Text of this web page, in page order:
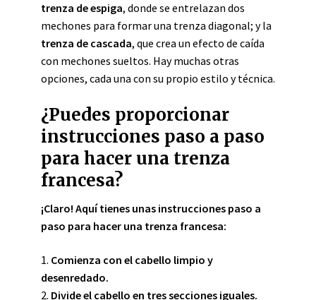
trenza de espiga, donde se entrelazan dos
mechones para formar una trenza diagonal; y la
trenza de cascada, que crea un efecto de caída
con mechones sueltos. Hay muchas otras
opciones, cada una con su propio estilo y técnica.
¿Puedes proporcionar
instrucciones paso a paso
para hacer una trenza
francesa?
¡Claro! Aquí tienes unas instrucciones paso a
paso para hacer una trenza francesa:
1. Comienza con el cabello limpio y
desenredado.
2. Divide el cabello en tres secciones iguales.